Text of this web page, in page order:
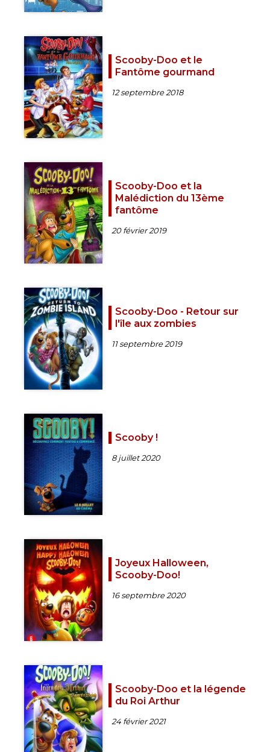
Scooby-Doo et le
Fantôme gourmand
12 septembre 2018
Scooby-Doo et la
Malédiction du 13ème
fantôme
20 février 2019
Scooby-Doo - Retour sur
l'île aux zombies
11 septembre 2019
Scooby !
8 juillet 2020
Joyeux Halloween,
Scooby-Doo!
16 septembre 2020
Scooby-Doo et la légende
du Roi Arthur
24 février 2021